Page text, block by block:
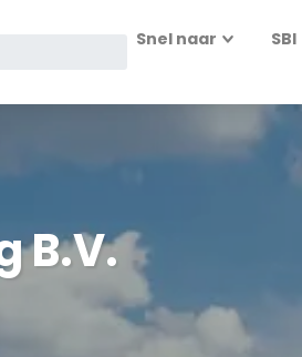
Snel naar SBI
B.V.